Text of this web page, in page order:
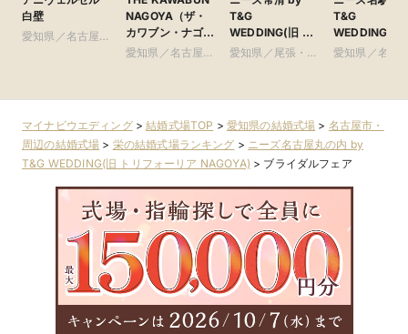
白壁
愛知県／名古屋
NAGOYA（ザ・
カワブン・ナゴ
ヤ） ●Plan・
愛知県／名古屋
T&G
WEDDING(旧 ア
ルモニーヴィラ
愛知県／尾張・知
T&G
WEDDING(旧
ンフィニート
愛知県／名古
マイナビウエディング>結婚式場TOP > 愛知県の結婚式場 > 名古屋市・
周辺の結婚式場 > 栄の結婚式場ランキング > ニーズ名古屋丸の内 by
T&G WEDDING(旧 トリフォーリア NAGOYA) > ブライダルフェア